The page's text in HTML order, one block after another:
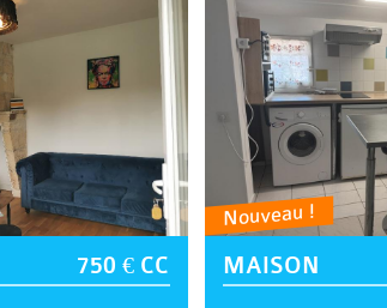
750 € CC
Nouveau !
MAISON